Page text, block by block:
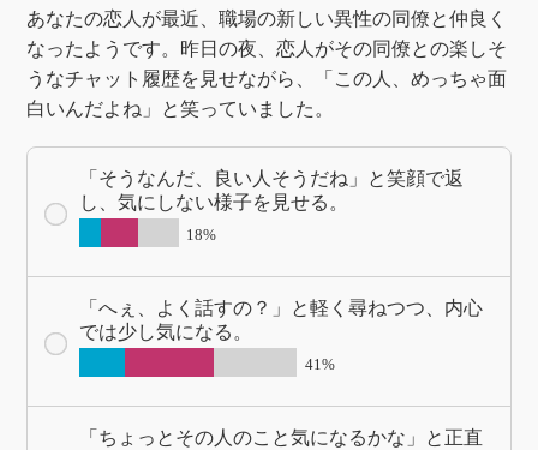
あなたの恋人が最近、職場の新しい異性の同僚と仲良く
なったようです。昨日の夜、恋人がその同僚との楽しそ
うなチャット履歴を見せながら、「この人、めっちゃ面
白いんだよね」と笑っていました。
「そうなんだ、良い人そうだね」と笑顔で返
し、気にしない様子を見せる。
18%
「へぇ、よく話すの？」と軽く尋ねつつ、内心
では少し気になる。
41%
「ちょっとその人のこと気になるかな」と正直